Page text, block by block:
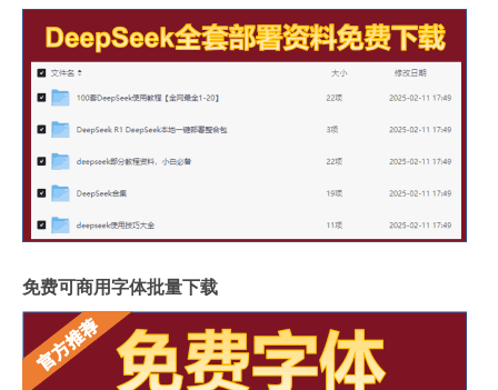
免费可商用字体批量下载